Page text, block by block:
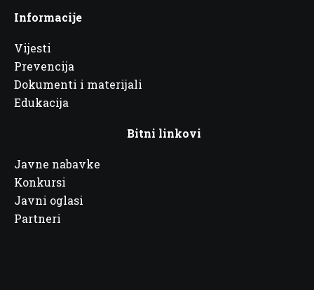
Informacije
Vijesti
Prevencija
Dokumenti i materijali
Edukacija
Bitni linkovi
Javne nabavke
Konkursi
Javni oglasi
Partneri